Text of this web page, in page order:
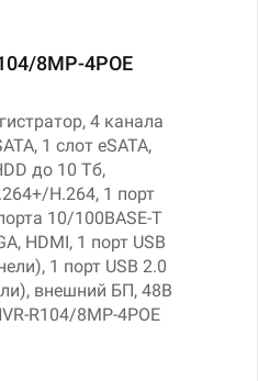
8MP-4POE
4 канала
1 слот eSATA,
до 10 Тб,
H.264, 1 порт
10/100BASE-T
HDMI, 1 порт USB
1 порт USB 2.0
внешний БП, 48В
R104/8MP-4POE